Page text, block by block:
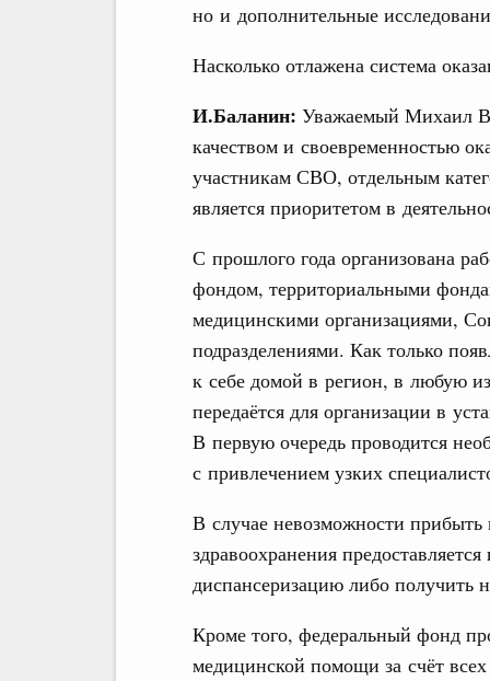
но и дополнительные
Насколько отлажена система
И.Баланин: Уважаемый Михаил
качеством и своевременностью
участникам СВО, отдельным
является приоритетом в
С прошлого года организована
фондом, территориальными
медицинскими организациями,
подразделениями. Как только
к себе домой в регион, в любую
передаётся для организации в
В первую очередь проводится
с привлечением узких
В случае невозможности
здравоохранения
диспансеризацию либо
Кроме того, федеральный фонд
медицинской помощи за счёт